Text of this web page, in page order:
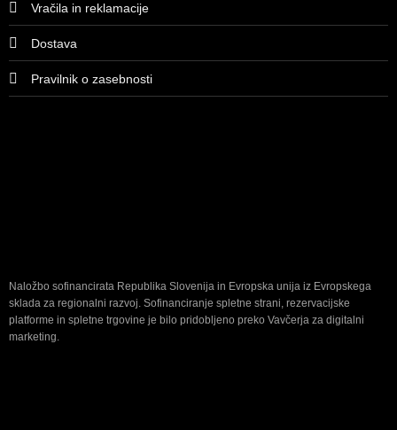
Vračila in reklamacije
Dostava
Pravilnik o zasebnosti
Naložbo sofinancirata Republika Slovenija in Evropska unija iz Evropskega
sklada za regionalni razvoj. Sofinanciranje spletne strani, rezervacijske
platforme in spletne trgovine je bilo pridobljeno preko Vavčerja za digitalni
marketing.